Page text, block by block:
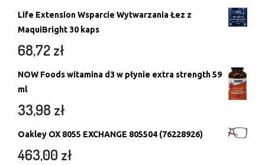
Life Extension Wsparcie Wytwarzania Łez z
MaquiBright 30 kaps
68,72zł
NOW Foods witamina d3 w płynie extra strength 59
ml
33,98 zł
Oakley OX 8055 EXCHANGE 805504 (76228926)
463,00 zł